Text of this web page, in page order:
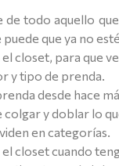
todo aquello
que ya no
closet, para que
y tipo de prenda.
desde hace
colgar y doblar lo
en categorías.
closet cuando